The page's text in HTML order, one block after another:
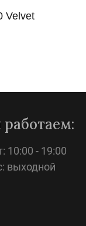
Velvet
10:00 - 19:00
выходной